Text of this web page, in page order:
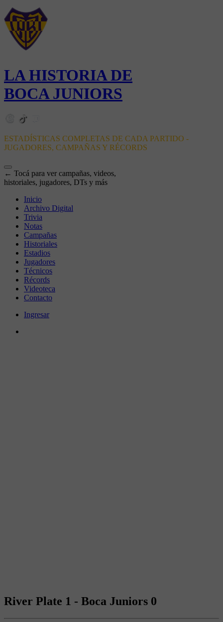
LA HISTORIA DE
BOCA JUNIORS
ESTADÍSTICAS COMPLETAS DE CADA PARTIDO -
JUGADORES, CAMPAÑAS Y RÉCORDS
← Tocá para ver campañas, videos,
historiales, jugadores, DTs y más
Inicio
Archivo Digital
Trivia
Notas
Campañas
Historiales
Estadios
Jugadores
Técnicos
Récords
Videoteca
Contacto
Ingresar
River Plate 1 - Boca Juniors 0